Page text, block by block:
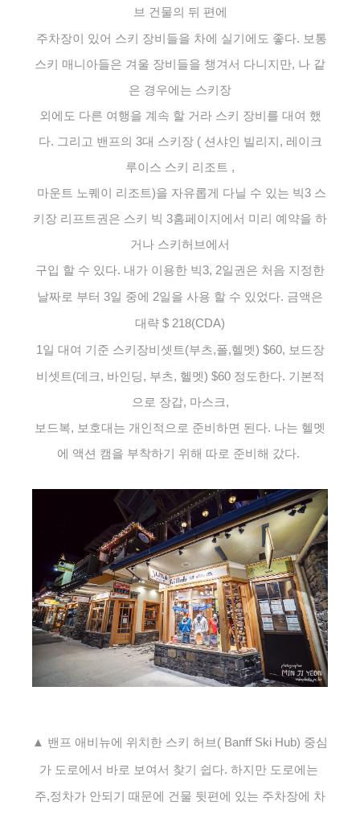
브 건물의 뒤 편에
주차장이 있어 스키 장비들을 차에 실기에도 좋다. 보통
스키 매니아들은 겨울 장비들을 챙겨서 다니지만, 나 같
은 경우에는 스키장
외에도 다른 여행을 계속 할 거라 스키 장비를 대여 했
다. 그리고 밴프의 3대 스키장 ( 션샤인 빌리지, 레이크
루이스 스키 리조트 ,
마운트 노퀘이 리조트)을 자유롭게 다닐 수 있는 빅3 스
키장 리프트권은 스키 빅 3홈페이지에서 미리 예약을 하
거나 스키허브에서
구입 할 수 있다. 내가 이용한 빅3, 2일권은 처음 지정한
날짜로 부터 3일 중에 2일을 사용 할 수 있었다. 금액은
대략 $ 218(CDA)
1일 대여 기준 스키장비셋트(부츠,폴,헬멧) $60, 보드장
비셋트(데크, 바인딩, 부츠, 헬멧) $60 정도한다. 기본적
으로 장갑, 마스크,
보드복, 보호대는 개인적으로 준비하면 된다. 나는 헬멧
에 액션 캠을 부착하기 위해 따로 준비해 갔다.
▲ 밴프 애비뉴에 위치한 스키 허브( Banff Ski Hub) 중심
가 도로에서 바로 보여서 찾기 쉽다. 하지만 도로에는
주,정차가 안되기 때문에 건물 뒷편에 있는 주차장에 차